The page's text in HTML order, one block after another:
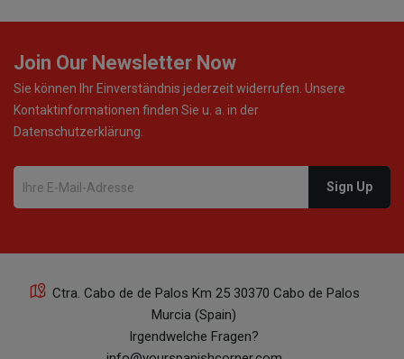
Join Our Newsletter Now
Sie können Ihr Einverständnis jederzeit widerrufen. Unsere
Kontaktinformationen finden Sie u. a. in der
Datenschutzerklärung.
Ctra. Cabo de de Palos Km 25 30370 Cabo de Palos
Murcia (Spain)
Irgendwelche Fragen?